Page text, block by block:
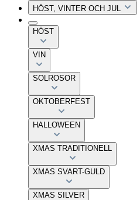
HÖST, VINTER OCH JUL
HÖST
VIN
SOLROSOR
OKTOBERFEST
HALLOWEEN
XMAS TRADITIONELL
XMAS SVART-GULD
XMAS SILVER